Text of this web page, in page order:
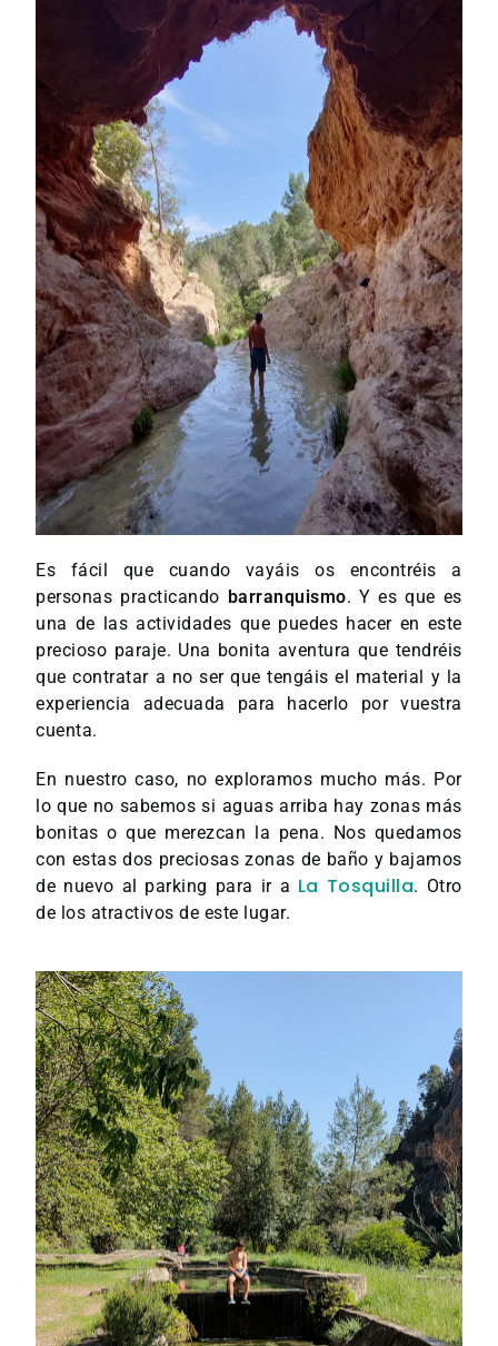
Es fácil que cuando vayáis os encontréis a
personas practicando barranquismo. Y es que es
una de las actividades que puedes hacer en este
precioso paraje. Una bonita aventura que tendréis
que contratar a no ser que tengáis el material y la
experiencia adecuada para hacerlo por vuestra
cuenta.
En nuestro caso, no exploramos mucho más. Por
lo que no sabemos si aguas arriba hay zonas más
bonitas o que merezcan la pena. Nos quedamos
con estas dos preciosas zonas de baño y bajamos
de nuevo al parking para ir a La Tosquilla. Otro
de los atractivos de este lugar.